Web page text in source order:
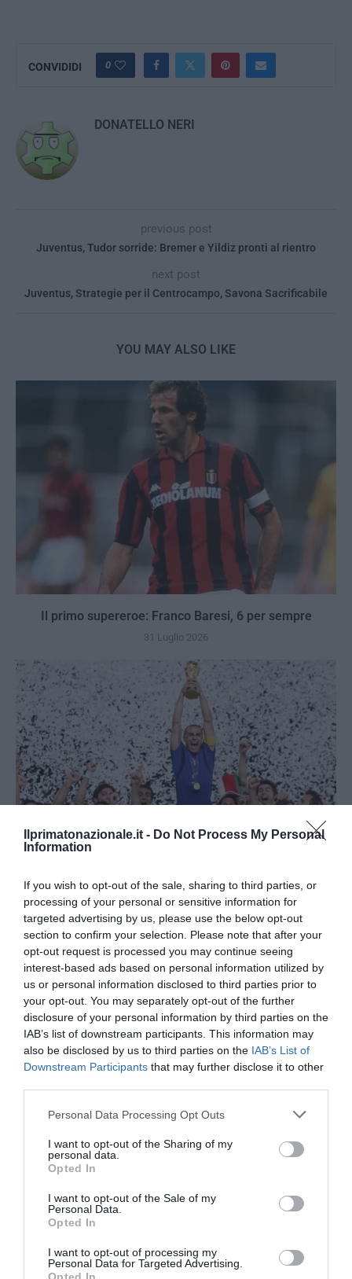
Ilprimatonazionale.it - Do Not Process My Personal
Information
If you wish to opt-out of the sale, sharing to third parties, or
processing of your personal or sensitive information for
targeted advertising by us, please use the below opt-out
section to confirm your selection. Please note that after your
opt-out request is processed you may continue seeing
interest-based ads based on personal information utilized by
us or personal information disclosed to third parties prior to
your opt-out. You may separately opt-out of the further
disclosure of your personal information by third parties on the
IAB’s list of downstream participants. This information may
also be disclosed by us to third parties on the IAB’s List of
Downstream Participants that may further disclose it to other
Please note that this website/app uses one or more Google
not limited to your visit or usage behaviour. You may click to
grant or deny consent to Google and its third-party tags to
use your data for below specified purposes in below Google
consent section.
Personal Data Processing Opt Outs
I want to opt-out of the Sharing of my
personal data.
Opted In
I want to opt-out of the Sale of my
Personal Data.
Opted In
I want to opt-out of processing my
Personal Data for Targeted Advertising.
CONVIDIDI 0
DONATELLO NERI
previous post
Juventus, Tudor sorride: Bremer e Yildiz pronti al rientro
next post
Juventus, Strategie per il Centrocampo, Savona Sacrificabile
YOU MAY ALSO LIKE
Il primo supereroe: Franco Baresi, 6 per sempre
31 Luglio 2026
Berlino 2006, una notte da campioni del mondo
18 Luglio 2026
Inghilterra-Argentina, molto più di una partita
15 Luglio 2026